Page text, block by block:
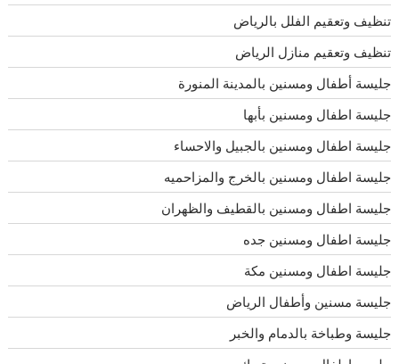
تنظيف وتعقيم الفلل بالرياض
تنظيف وتعقيم منازل الرياض
جليسة أطفال ومسنين بالمدينة المنورة
جليسة اطفال ومسنين بأبها
جليسة اطفال ومسنين بالجبيل والاحساء
جليسة اطفال ومسنين بالخرج والمزاحميه
جليسة اطفال ومسنين بالقطيف والظهران
جليسة اطفال ومسنين جده
جليسة اطفال ومسنين مكة
جليسة مسنين وأطفال الرياض
جليسة وطباخة بالدمام والخبر